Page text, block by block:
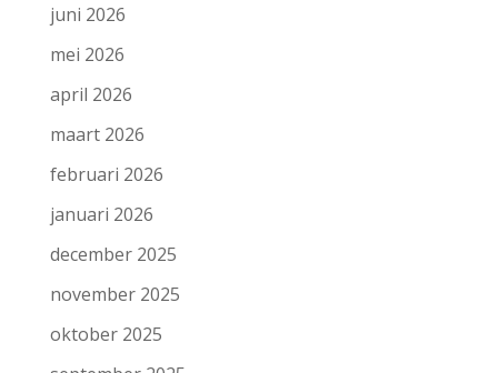
juni 2026
mei 2026
april 2026
maart 2026
februari 2026
januari 2026
december 2025
november 2025
oktober 2025